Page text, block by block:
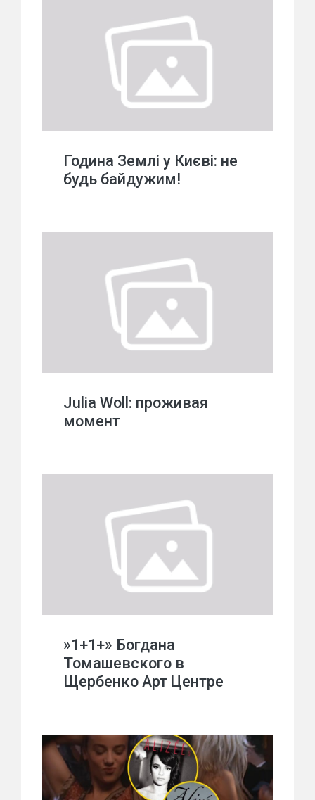
Година Землі у Києві: не
будь байдужим!
Julia Woll: проживая
момент
»1+1+» Богдана
Томашевского в
Щербенко Арт Центре